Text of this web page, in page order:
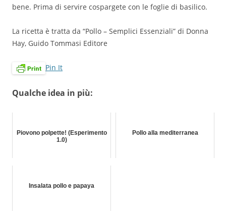
bene. Prima di servire cospargete con le foglie di basilico.
La ricetta è tratta da “Pollo – Semplici Essenziali” di Donna
Hay, Guido Tommasi Editore
Pin It
Qualche idea in più:
Piovono polpette! (Esperimento
1.0)
Pollo alla mediterranea
Insalata pollo e papaya